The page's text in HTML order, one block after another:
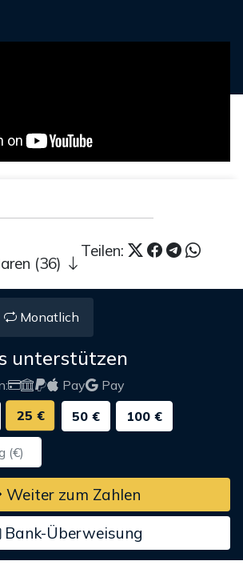
Teilen:
(36)
Monatlich
unterstützen
Pay
Pay
25 € 50 € 100 €
Weiter zum Zahlen
Bank-Überweisung